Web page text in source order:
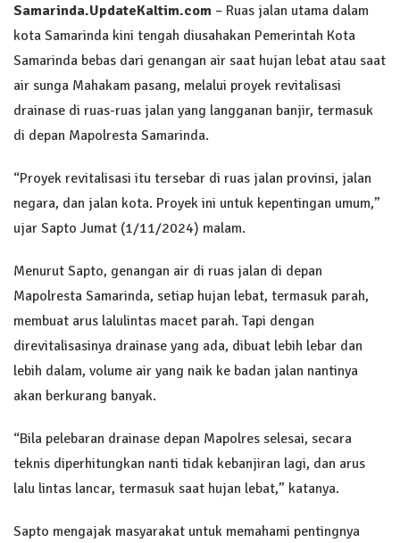
Samarinda.UpdateKaltim.com – Ruas jalan utama dalam
kota Samarinda kini tengah diusahakan Pemerintah Kota
Samarinda bebas dari genangan air saat hujan lebat atau saat
air sunga Mahakam pasang, melalui proyek revitalisasi
drainase di ruas-ruas jalan yang langganan banjir, termasuk
di depan Mapolresta Samarinda.
“Proyek revitalisasi itu tersebar di ruas jalan provinsi, jalan
negara, dan jalan kota. Proyek ini untuk kepentingan umum,”
ujar Sapto Jumat (1/11/2024) malam.
Menurut Sapto, genangan air di ruas jalan di depan
Mapolresta Samarinda, setiap hujan lebat, termasuk parah,
membuat arus lalulintas macet parah. Tapi dengan
direvitalisasinya drainase yang ada, dibuat lebih lebar dan
lebih dalam, volume air yang naik ke badan jalan nantinya
akan berkurang banyak.
“Bila pelebaran drainase depan Mapolres selesai, secara
teknis diperhitungkan nanti tidak kebanjiran lagi, dan arus
lalu lintas lancar, termasuk saat hujan lebat,” katanya.
Sapto mengajak masyarakat untuk memahami pentingnya